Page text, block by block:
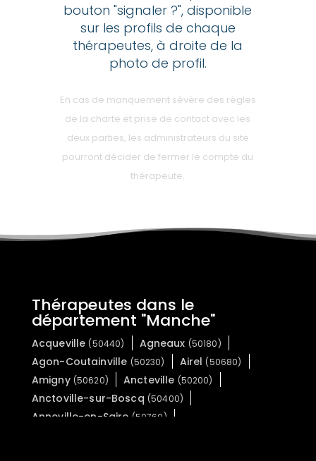
bouton "signaler ?", disponible
sur les profils de chaque
thérapeutes, à droite de la
photo de profil.
En cas de manquement sévère des règles
de la charte et prise de contact avec les
deux parties, les administrateurs du site
pourront décider de fermer le compte du
thérapeute.
Thérapeutes dans le
département "Manche"
Acqueville (50440) Agneaux (50180)
Agon-Coutainville (50230) Airel (50680)
Amigny (50620) Ancteville (50200)
Anctoville-sur-Boscq (50400)
Anneville-en-Saire (50760)